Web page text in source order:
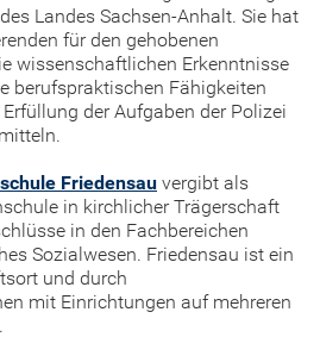
Landes Sachsen-Anhalt. Sie hat
für den gehobenen
wissenschaftlichen Erkenntnisse
berufspraktischen Fähigkeiten
der Aufgaben der Polizei
Friedensau vergibt als
in kirchlicher Trägerschaft
in den Fachbereichen
Sozialwesen. Friedensau ist ein
und durch
mit Einrichtungen auf mehreren